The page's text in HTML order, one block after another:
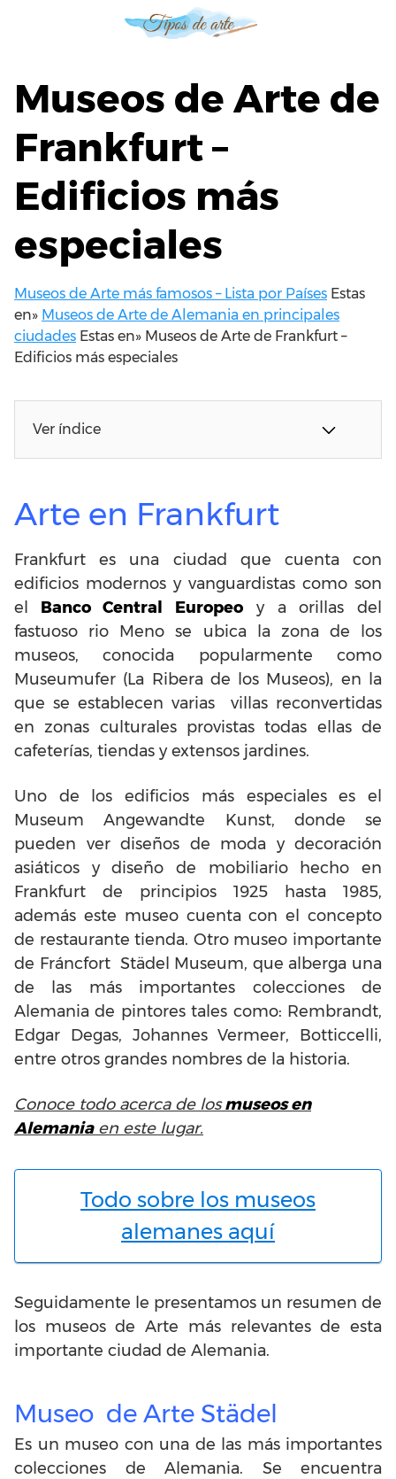
Museos de Arte de
Frankfurt –
Edificios más
especiales
Museos de Arte más famosos – Lista por Países Estas
en» Museos de Arte de Alemania en principales
ciudades Estas en» Museos de Arte de Frankfurt –
Edificios más especiales
Ver índice
Arte en Frankfurt
Frankfurt es una ciudad que cuenta con
edificios modernos y vanguardistas como son
el
Banco Central Europeo y a orillas del
fastuoso rio Meno se ubica la zona de los
museos, conocida popularmente como
Museumufer (La Ribera de los Museos), en la
que se establecen varias villas reconvertidas
en zonas culturales provistas todas ellas de
cafeterías, tiendas y extensos jardines.
Uno de los edificios más especiales es el
Museum Angewandte Kunst, donde se
pueden ver diseños de moda y decoración
asiáticos y diseño de mobiliario hecho en
Frankfurt de principios 1925 hasta 1985,
además este museo cuenta con el concepto
de restaurante tienda. Otro museo importante
de Fráncfort Städel Museum, que alberga una
de las más importantes colecciones de
Alemania de pintores tales como: Rembrandt,
Edgar Degas, Johannes Vermeer, Botticcelli,
entre otros grandes nombres de la historia.
Conoce todo acerca de losmuseos en
Alemaniaen este lugar.
Todo sobre los museos
alemanes aquí
Seguidamente le presentamos un resumen de
los museos de Arte más relevantes de esta
importante ciudad de Alemania.
Museo de Arte Städel
Es un museo con una de las más importantes
colecciones de Alemania. Se encuentra